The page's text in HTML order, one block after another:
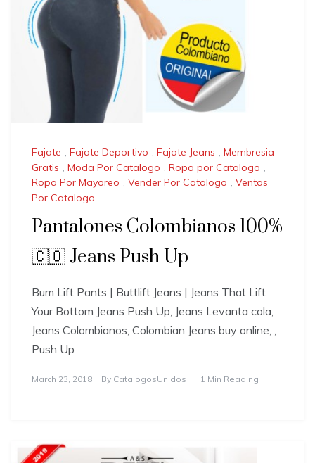
Fajate , Fajate Deportivo , Fajate Jeans , Membresia
Gratis , Moda Por Catalogo , Ropa por Catalogo ,
Ropa Por Mayoreo , Vender Por Catalogo , Ventas
Por Catalogo
Pantalones Colombianos 100%
🇨🇴 Jeans Push Up
Bum Lift Pants | Buttlift Jeans | Jeans That Lift
Your Bottom Jeans Push Up, Jeans Levanta cola,
Jeans Colombianos, Colombian Jeans buy online, ,
Push Up
March 23, 2018 By CatalogosUnidos 1 Min Reading